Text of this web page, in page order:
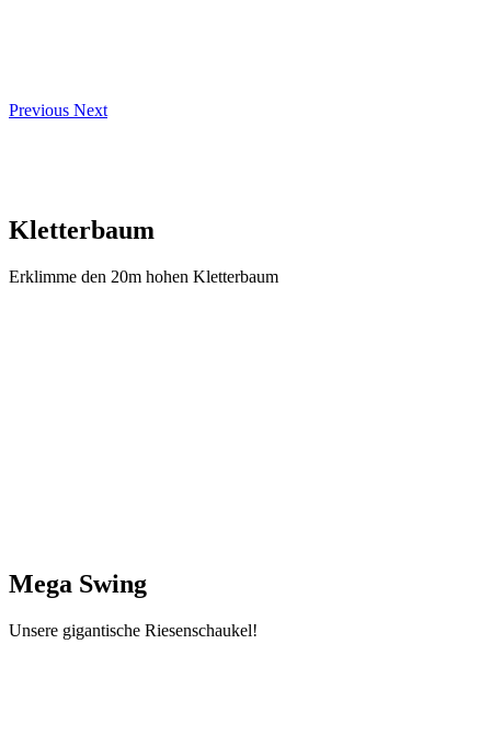
Previous Next
Kletterbaum
Erklimme den 20m hohen Kletterbaum
Mega Swing
Unsere gigantische Riesenschaukel!